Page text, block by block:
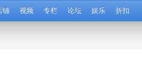
铺 视频 专栏 论坛 娱乐 折扣